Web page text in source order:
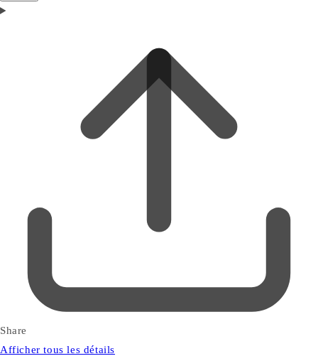
Share
Afficher tous les détails